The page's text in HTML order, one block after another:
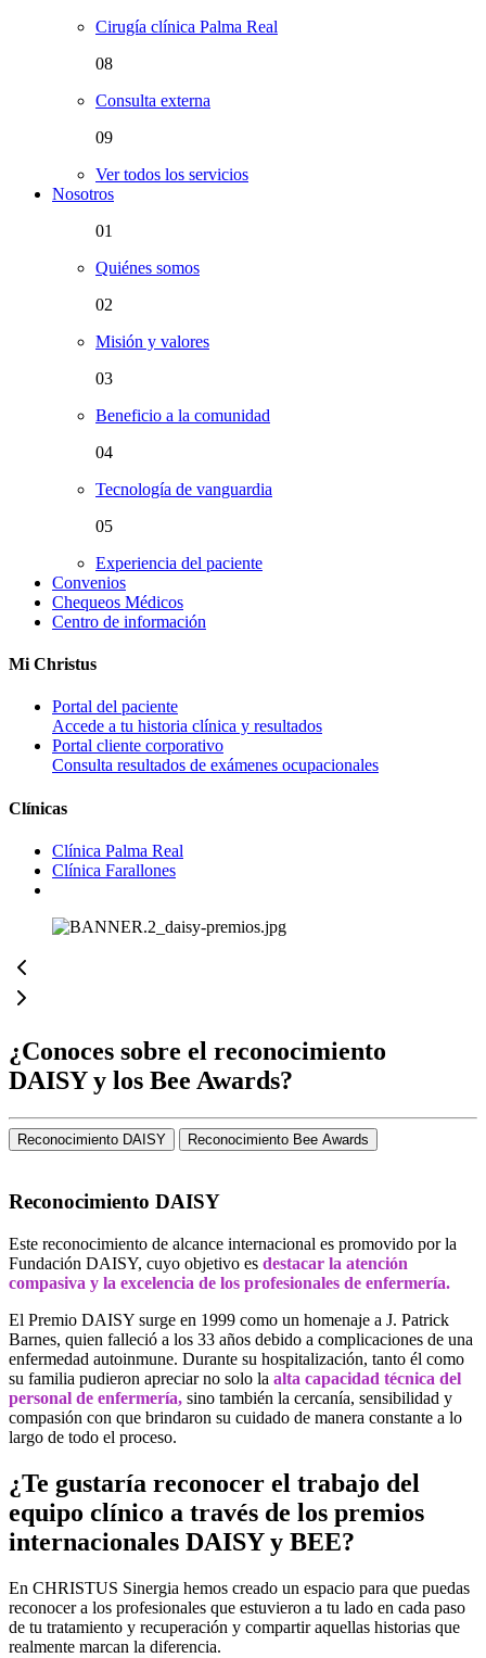
Cirugía clínica Palma Real
08
Consulta externa
09
Ver todos los servicios
Nosotros
01
Quiénes somos
02
Misión y valores
03
Beneficio a la comunidad
04
Tecnología de vanguardia
05
Experiencia del paciente
Convenios
Chequeos Médicos
Centro de información
Mi Christus
Portal del paciente
Accede a tu historia clínica y resultados
Portal cliente corporativo
Consulta resultados de exámenes ocupacionales
Clínicas
Clínica Palma Real
Clínica Farallones
¿Conoces sobre el reconocimiento
DAISY y los Bee Awards?
Reconocimiento DAISY Reconocimiento Bee Awards
Reconocimiento DAISY
Este reconocimiento de alcance internacional es promovido por la
Fundación DAISY, cuyo objetivo es destacar la atención
compasiva y la excelencia de los profesionales de enfermería.
El Premio DAISY surge en 1999 como un homenaje a J. Patrick
Barnes, quien falleció a los 33 años debido a complicaciones de una
enfermedad autoinmune. Durante su hospitalización, tanto él como
su familia pudieron apreciar no solo la alta capacidad técnica del
personal de enfermería, sino también la cercanía, sensibilidad y
compasión con que brindaron su cuidado de manera constante a lo
largo de todo el proceso.
¿Te gustaría reconocer el trabajo del
equipo clínico a través de los premios
internacionales DAISY y BEE?
En CHRISTUS Sinergia hemos creado un espacio para que puedas
reconocer a los profesionales que estuvieron a tu lado en cada paso
de tu tratamiento y recuperación y compartir aquellas historias que
realmente marcan la diferencia.